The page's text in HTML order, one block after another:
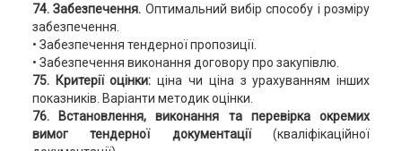
74. Забезпечення. Оптимальний вибір способу і розміру
забезпечення.
• Забезпечення тендерної пропозиції.
• Забезпечення виконання договору про закупівлю.
75. Критерії оцінки:ціна чи ціна з урахуванням інших
показників. Варіанти методик оцінки.
76. Встановлення, виконання та перевірка окремих
вимог тендерної документації(кваліфікаційної